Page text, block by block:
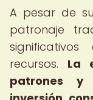
A pesar de
patronaje
recursos. La
patrones y